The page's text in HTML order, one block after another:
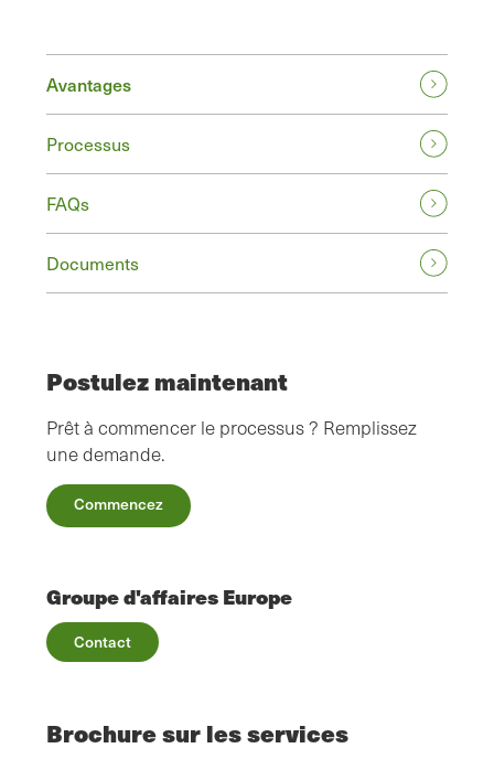
Avantages
Processus
FAQs
Documents
Postulez maintenant
Prêt à commencer le processus ? Remplissez
une demande.
Commencez
Groupe d'affaires Europe
Contact
Brochure sur les services